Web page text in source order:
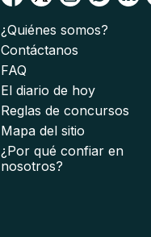
¿Quiénes somos?
Contáctanos
FAQ
El diario de hoy
Reglas de concursos
Mapa del sitio
¿Por qué confiar en
nosotros?